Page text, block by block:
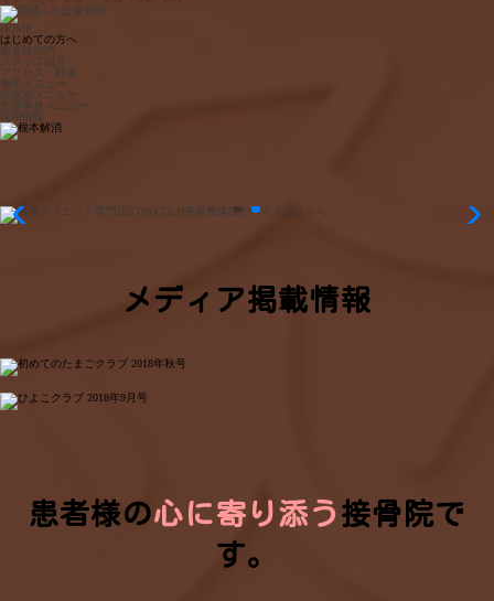
HOME
はじめての方へ
患者様の声
スタッフ紹介
アクセス・料金
施術メニュー
症状別メニュー
交通事故メニュー
採用情報
メディア掲載情報
患者様の心に寄り添う 接骨院で
す。